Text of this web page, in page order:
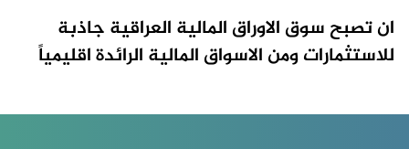
ان تصبح سوق الاوراق المالية العراقية جاذبة
للاستثمارات ومن الاسواق المالية الرائدة اقليمياً